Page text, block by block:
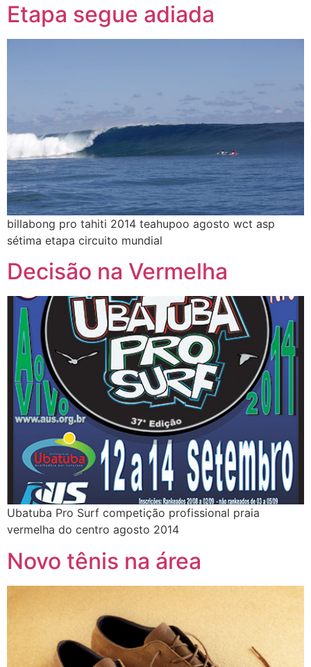
Etapa segue adiada
billabong pro tahiti 2014 teahupoo agosto wct asp
sétima etapa circuito mundial
Decisão na Vermelha
Ubatuba Pro Surf competição profissional praia
vermelha do centro agosto 2014
Novo tênis na área